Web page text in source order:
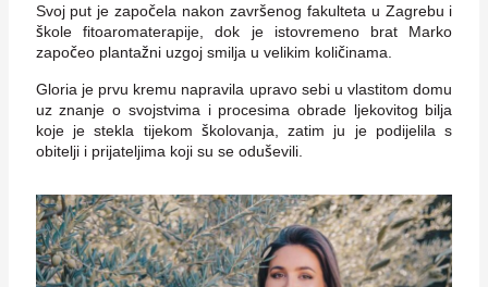
Svoj put je započela nakon završenog fakulteta u Zagrebu i
škole fitoaromaterapije, dok je istovremeno brat Marko
započeo plantažni uzgoj smilja u velikim količinama.
Gloria je prvu kremu napravila upravo sebi u vlastitom domu
uz znanje o svojstvima i procesima obrade ljekovitog bilja
koje je stekla tijekom školovanja, zatim ju je podijelila s
obitelji i prijateljima koji su se oduševili.